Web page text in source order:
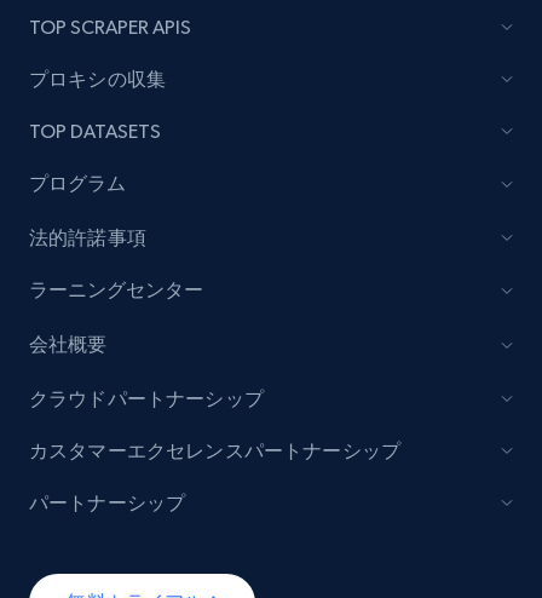
Author name, Asin, and more.
count, Share count, Collect count, Comment
TikTok - Posts - Input specific profile URL to
count, Share count, Collect count, Comment
TOP SCRAPER APIS
プロキシの収集
TOP DATASETS
プログラム
法的許諾事項
ラーニングセンター
会社概要
クラウドパートナーシップ
カスタマーエクセレンスパートナーシップ
パートナーシップ